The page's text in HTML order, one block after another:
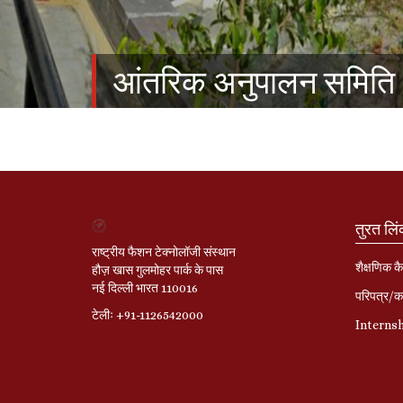
आंतरिक अनुपालन
राष्ट्रीय फैशन टेक्नोलॉजी संस्थान
हौज़ खास गुलमोहर पार्क के पास
नई दिल्ली भारत 110016
टेलीः +91-1126542000
तुरत
शैक्षणिक
परिपत्र/